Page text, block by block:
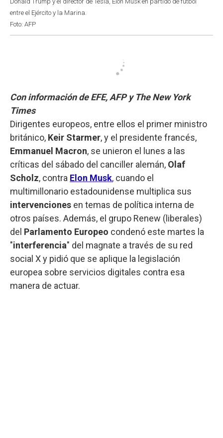
entre el Ejército y la Marina.
Foto: AFP
Con información de EFE, AFP y The New York
Times
Dirigentes europeos, entre ellos el primer ministro
británico, Keir Starmer, y el presidente francés,
Emmanuel Macron, se unieron el lunes a las
críticas del sábado del canciller alemán, Olaf
Scholz, contra Elon Musk, cuando el
multimillonario estadounidense multiplica sus
intervenciones en temas de política interna de
otros países. Además, el grupo Renew (liberales)
del Parlamento Europeo condenó este martes la
"interferencia" del magnate a través de su red
social X y pidió que se aplique la legislación
europea sobre servicios digitales contra esa
manera de actuar.